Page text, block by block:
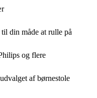
din måde at rulle på
og flere
af børnestole